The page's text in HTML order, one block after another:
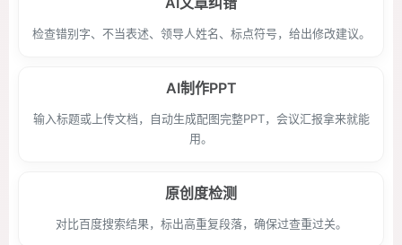
检查错别字、不当表述、领导人姓名、标点符号，给出修改建议。
AI制作PPT
输入标题或上传文档，自动生成配图完整PPT，会议汇报拿来就能
用。
原创度检测
对比百度搜索结果，标出高重复段落，确保过查重过关。